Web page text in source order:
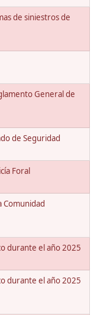
de siniestros de
General de
de Seguridad
Foral
Comunidad
durante el año 2025
durante el año 2025